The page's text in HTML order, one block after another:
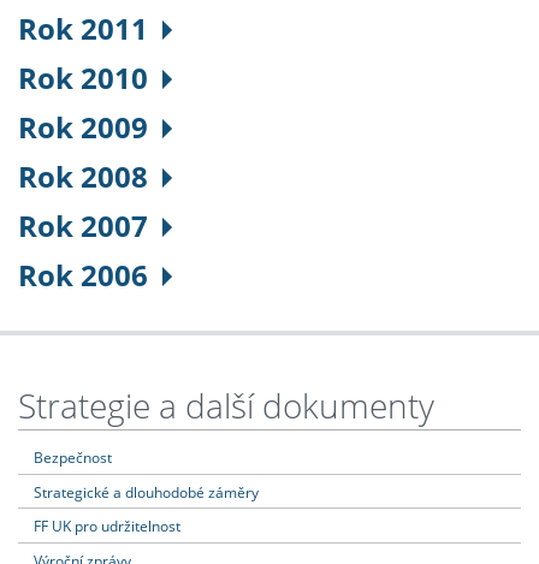
Rok 2011
Rok 2010
Rok 2009
Rok 2008
Rok 2007
Rok 2006
Strategie a další dokumenty
Bezpečnost
Strategické a dlouhodobé záměry
FF UK pro udržitelnost